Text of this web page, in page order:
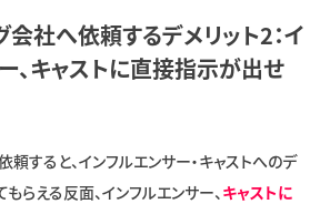
会社へ依頼するデメリット2：イ
、キャストに直接指示が出せ
頼すると、インフルエンサー・キャストへのデ
らえる反面、インフルエンサー、 キャストに